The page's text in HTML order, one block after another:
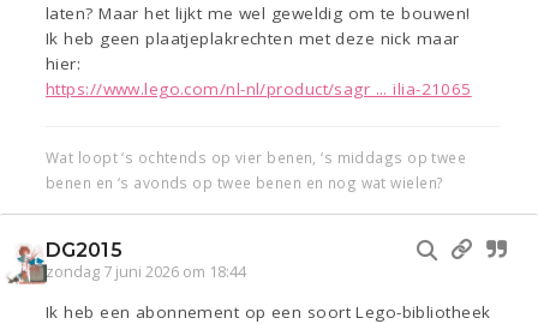
laten? Maar het lijkt me wel geweldig om te bouwen!
Ik heb geen plaatjeplakrechten met deze nick maar
hier:
https://www.lego.com/nl-nl/product/sagr ... ilia-21065
Wat loopt ‘s ochtends op vier benen, ‘s middags op twee
benen en ‘s avonds op twee benen en nog wat wielen?
DG2015
zondag 7 juni 2026 om 18:44
Ik heb een abonnement op een soort Lego-bibliotheek